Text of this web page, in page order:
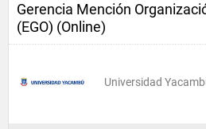
Gerencia Mención
(EGO) (Online)
Universidad